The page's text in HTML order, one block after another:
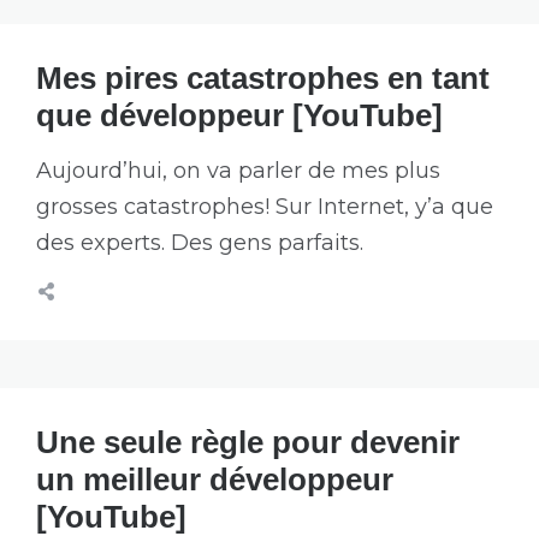
Mes pires catastrophes en tant
que développeur [YouTube]
Aujourd’hui, on va parler de mes plus
grosses catastrophes! Sur Internet, y’a que
des experts. Des gens parfaits.
Une seule règle pour devenir
un meilleur développeur
[YouTube]